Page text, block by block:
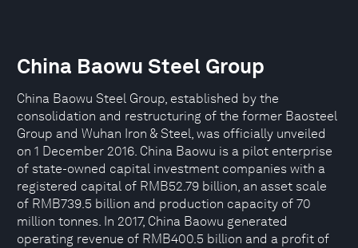
China Baowu Steel Group
China Baowu Steel Group, established by the
consolidation and restructuring of the former Baosteel
Group and Wuhan Iron & Steel, was officially unveiled
on 1 December 2016. China Baowu is a pilot enterprise
of state-owned capital investment companies with a
registered capital of RMB52.79 billion, an asset scale
of RMB739.5 billion and production capacity of 70
million tonnes. In 2017, China Baowu generated
operating revenue of RMB400.5 billion and a profit of